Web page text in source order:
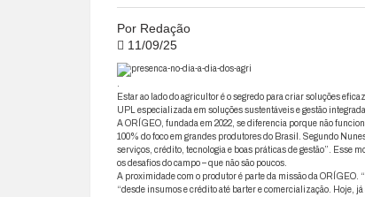
Por Redação
11/09/25
Estar ao lado do agricultor é o segredo para criar soluções
UPL especializada em soluções sustentáveis e gestão
A ORÍGEO, fundada em 2022, se diferencia porque não
100% do foco em grandes produtores do Brasil. Segundo
serviços, crédito, tecnologia e boas práticas de gestão”. Esse
os desafios do campo – que não são poucos.
A proximidade com o produtor é parte da missão da ORÍGEO.
“desde insumos e crédito até barter e comercialização. Hoje,